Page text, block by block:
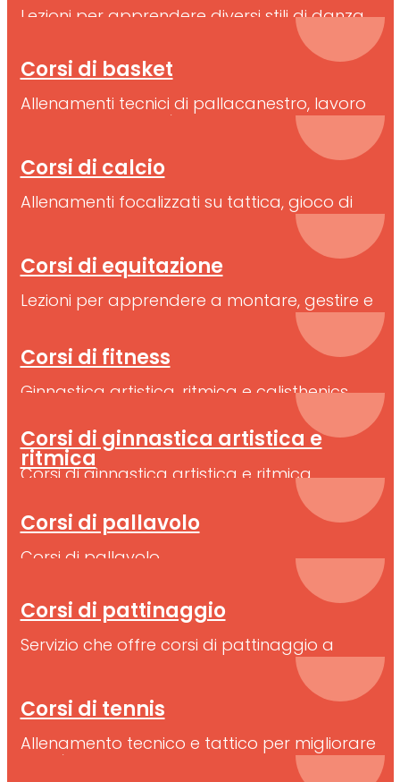
Lezioni per apprendere diversi stili di danza
Corsi di basket
Allenamenti tecnici di pallacanestro, lavoro
di squadra e abilità individuali
Corsi di calcio
Allenamenti focalizzati su tattica, gioco di
Corsi di equitazione
Lezioni per apprendere a montare, gestire e
comunicare con i cavalli
Corsi di fitness
Ginnastica artistica, ritmica e calisthenics
Corsi di ginnastica artistica e
ritmica
Corsi di ginnastica artistica e ritmica
Corsi di pallavolo
Corsi di pallavolo
Corsi di pattinaggio
Servizio che offre corsi di pattinaggio a
rotelle sia a livello agonistico e non
Corsi di tennis
Allenamento tecnico e tattico per migliorare
abilità nel gioco del tennis